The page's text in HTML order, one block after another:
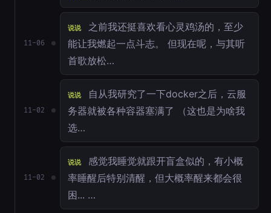
11-06
说说
之前我还挺喜欢看心灵鸡汤的，至少
能让我燃起一点斗志。 但现在呢，与其听
首歌放松…
11-02
说说
自从我研究了一下docker之后，云服
务器就被各种容器塞满了 （这也是为啥我
选…
11-02
说说
感觉我睡觉就跟开盲盒似的，有小概
率睡醒后特别清醒，但大概率醒来都会很
困... …